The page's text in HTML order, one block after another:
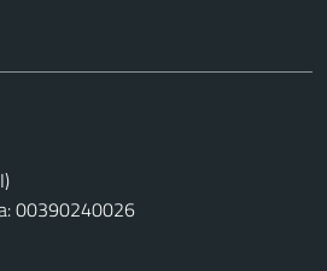
00390240026